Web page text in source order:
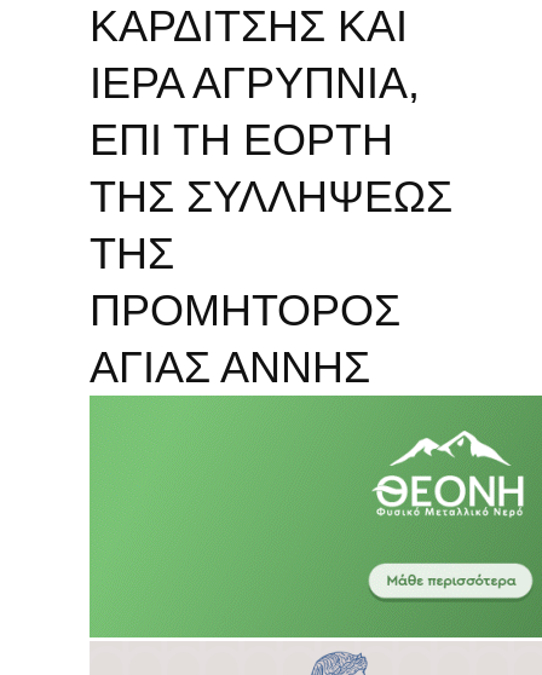
ΚΑΡΔΙΤΣΗΣ ΚΑΙ
ΙΕΡΑ ΑΓΡΥΠΝΙΑ,
ΕΠΙ ΤΗ ΕΟΡΤΗ
ΤΗΣ ΣΥΛΛΗΨΕΩΣ
ΤΗΣ
ΠΡΟΜΗΤΟΡΟΣ
ΑΓΙΑΣ ΑΝΝΗΣ